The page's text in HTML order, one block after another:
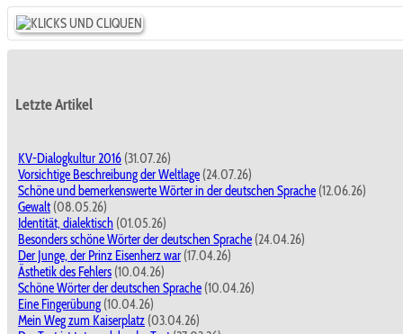
Letzte Artikel
KV-Dialogkultur 2016 (31.07.26)
Vorsichtige Beschreibung der Weltlage (24.07.26)
Schöne und bemerkenswerte Wörter in der deutschen Sprache (12.06.26)
Gewalt (08.05.26)
Identität, dialektisch (01.05.26)
Besonders schöne Wörter der deutschen Sprache (24.04.26)
Der Junge, der Prinz Eisenherz war (17.04.26)
Ästhetik des Fehlers (10.04.26)
Schöne Wörter der deutschen Sprache (10.04.26)
Eine Fingerübung (10.04.26)
Mein Weg zum Kaiserplatz (03.04.26)